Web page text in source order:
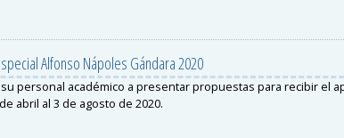
Alfonso Nápoles Gándara 2020
personal académico a presentar propuestas para recibir el
abril al 3 de agosto de 2020.